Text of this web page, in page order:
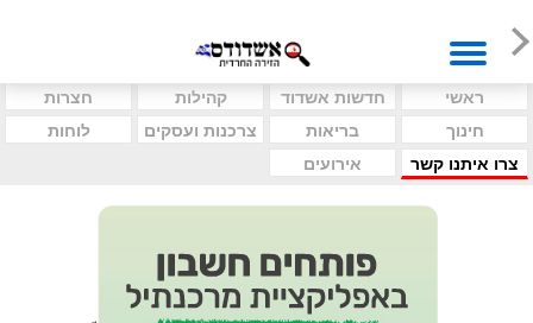
ראשי חדשות אשדוד קהילות
חצרות
חינוך
בריאות צרכנות ועסקים
לוחות
צרו איתנו קשר
אירועים